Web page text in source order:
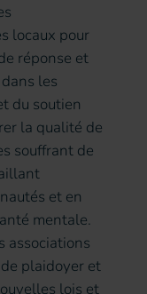
locaux pour
réponse et
les
du soutien
la qualité de
souffrant de
et en
mentale.
associations
plaidoyer et
lois et